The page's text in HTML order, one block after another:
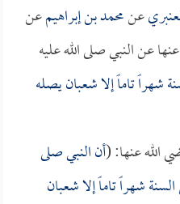
عنمحمد بن إبراهيمعن
عن النبي صلى الله عليه
شهراً تاماً إلا شعبان يصله
الله عنها: (أن النبي صلى
شهراً تاماً إلا شعبان